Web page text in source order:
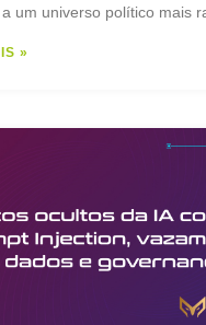
um universo político mais
»